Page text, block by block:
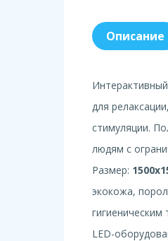
Описание
для
стимуляции.
людям с
Размер:
экокожа,
LED-